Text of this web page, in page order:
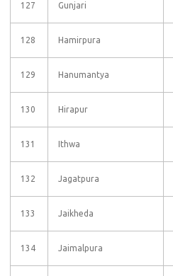
127 Gunjari
128 Hamirpura
129 Hanumantya
130 Hirapur
131 Ithwa
132 Jagatpura
133 Jaikheda
134 Jaimalpura